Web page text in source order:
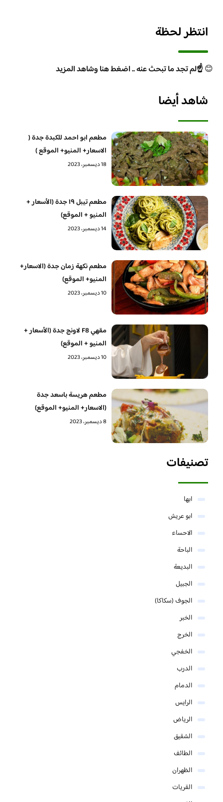
انتظر لحظة
😊☝️لم تجد ما تبحث عنه .. اضغط هنا وشاهد المزيد
شاهد أيضا
مطعم ابو احمد للكبدة جدة (
الاسعار+ المنيو+ الموقع )
18 ديسمبر، 2023
مطعم تيبل ١٩ جدة (الأسعار +
المنيو + الموقع)
14 ديسمبر، 2023
مطعم نكهة زمان جدة (الاسعار+
المنيو+ الموقع)
10 ديسمبر، 2023
مقهي F8 لاونج جدة (الأسعار +
المنيو + الموقع)
10 ديسمبر، 2023
مطعم هريسة باسعد جدة
(الاسعار+ المنيو+ الموقع)
8 ديسمبر، 2023
تصنيفات
ابها
ابو عريش
الاحساء
الباحة
البديعة
الجبيل
الجوف (سكاكا)
الخبر
الخرج
الخفجي
الدرب
الدمام
الرايس
الرياض
الشقيق
الطائف
الظهران
القريات